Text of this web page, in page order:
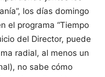
los días domingo
el programa “Tiempo
del Director, puede
radial, al menos un
no sabe cómo